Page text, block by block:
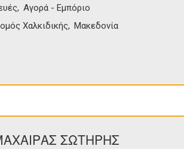
Αγορά - Εμπόριο
Χαλκιδικής
Μακεδονία
ΣΩΤΗΡΗΣ